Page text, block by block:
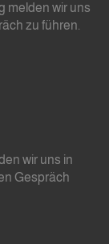
melden wir uns
zu führen.
wir uns in
Gespräch